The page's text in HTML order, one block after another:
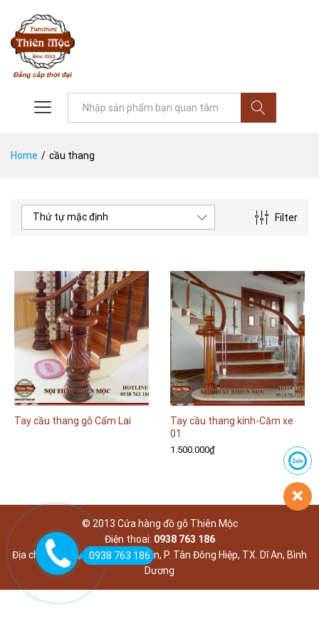
Home / cầu thang
Filter
Thứ tự mặc định
Tay cầu thang gỗ Cẩm Lai
Tay cầu thang kính-Căm xe
01
1.500.000₫
© 2013 Cửa hàng đồ gỗ Thiên Mộc
Điện thoai: 0938 763 186
Địa chỉ: 639/2A, Khu phố Đông An, P. Tân Đông Hiệp, TX. Dĩ An, Bình
Dương
0938 763 186